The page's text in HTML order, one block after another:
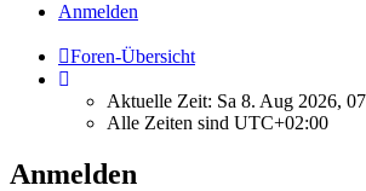
Anmelden
Foren-Übersicht
Aktuelle Zeit: Sa 8. Aug 2026,
Alle Zeiten sind UTC+02:00
Anmelden